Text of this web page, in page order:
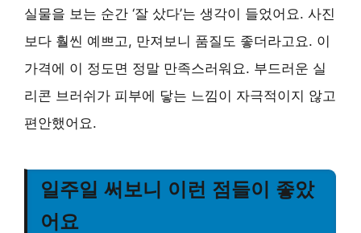
실물을 보는 순간 ‘잘 샀다’는 생각이 들었어요. 사진
보다 훨씬 예쁘고, 만져보니 품질도 좋더라고요. 이
가격에 이 정도면 정말 만족스러워요. 부드러운 실
리콘 브러쉬가 피부에 닿는 느낌이 자극적이지 않고
편안했어요.
일주일 써보니 이런 점들이 좋았
어요